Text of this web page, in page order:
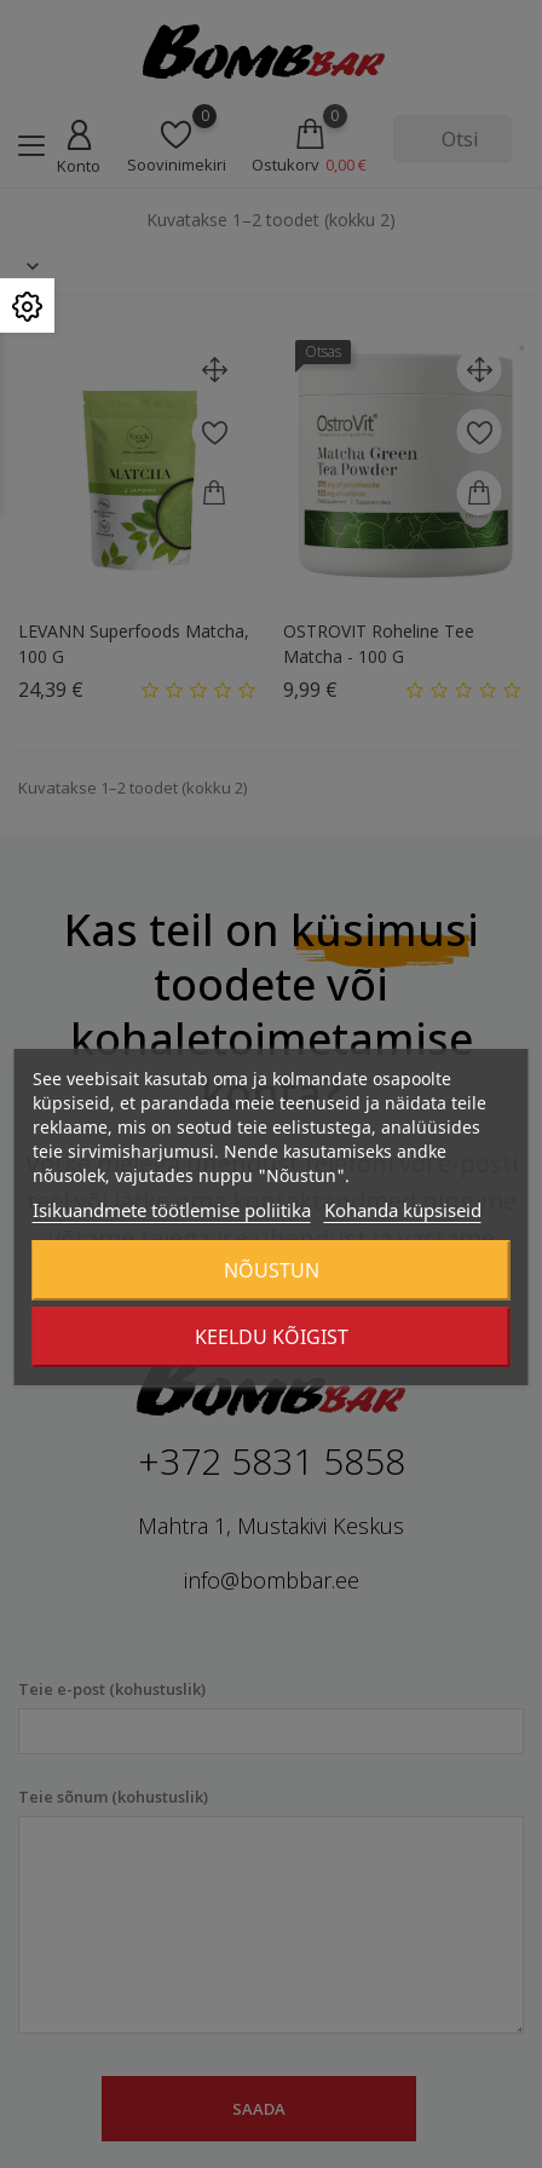
Konto
0
Soovinimekiri
0
Ostukorv 0,00 €
Kuvatakse 1–2 toodet (kokku 2)
LEVANN Superfoods Matcha,
100 G
24,39 €
Otsas
OSTROVIT Roheline Tee
Matcha - 100 G
9,99 €
Kuvatakse 1–2 toodet (kokku 2)
Kas teil on küsimusi
toodete või
kohaletoimetamise
kohta?
Võtke meiega ühendust telefoni või e-posti
teel või jätke oma kontaktandmed ning me
võtame teiega ise ühendust ja vastame
kõikidele küsimustele.
+372 5831 5858
Mahtra 1, Mustakivi Keskus
info@bombbar.ee
Teie e-post (kohustuslik)
Teie sõnum (kohustuslik)
See veebisait kasutab oma ja kolmandate osapoolte
küpsiseid, et parandada meie teenuseid ja näidata teile
reklaame, mis on seotud teie eelistustega, analüüsides
teie sirvimisharjumusi. Nende kasutamiseks andke
nõusolek, vajutades nuppu "Nõustun".
Isikuandmete töötlemise poliitika Kohanda küpsiseid
KEELDU KÕIGIST
NÕUSTUN